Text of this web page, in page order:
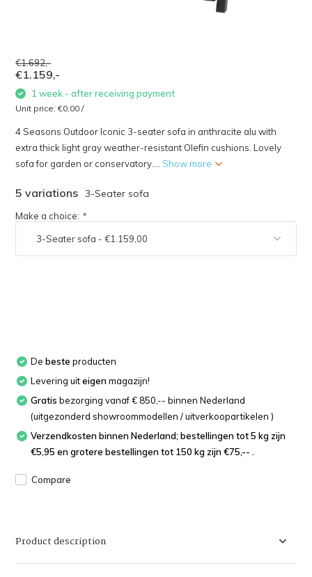
€1.692,-
€1.159,-
1 week - after receiving payment
Unit price:€0,00 /
4 Seasons Outdoor Iconic 3-seater sofa in anthracite alu with
extra thick light gray weather-resistant Olefin cushions. Lovely
sofa for garden or conservatory.... Show more
5 variations 3-Seater sofa
Make a choice: *
Debeste producten
Levering uiteigen magazijn!
Gratis bezorging vanaf € 850,-- binnen Nederland
(uitgezonderd showroommodellen / uitverkoopartikelen )
Verzendkosten binnen Nederland; bestellingen tot 5 kg zijn
€5,95 en grotere bestellingen tot 150 kg zijn €75,-- .
Compare
Product description